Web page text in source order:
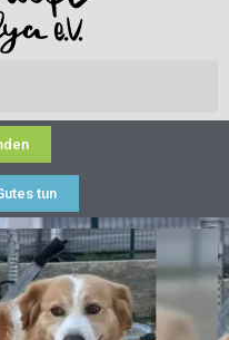
tun